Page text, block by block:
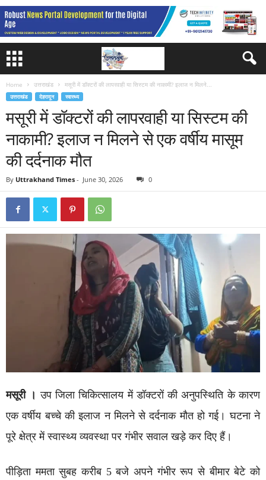
Home उत्तराखंड मसूरी में डॉक्टरों की लापरवाही या सिस्टम की नाकामी? इलाज न मिलने...
उत्तराखंड देहरादून स्वास्थ्य
मसूरी में डॉक्टरों की लापरवाही या सिस्टम की
नाकामी? इलाज न मिलने से एक वर्षीय मासूम
की दर्दनाक मौत
By Uttrakhand Times - June 30, 2026 0
मसूरी । उप जिला चिकित्सालय में डॉक्टरों की अनुपस्थिति के कारण
एक वर्षीय बच्चे की इलाज न मिलने से दर्दनाक मौत हो गई। घटना ने
पूरे क्षेत्र में स्वास्थ्य व्यवस्था पर गंभीर सवाल खड़े कर दिए हैं।
पीड़िता ममता सुबह करीब 5 बजे अपने गंभीर रूप से बीमार बेटे को